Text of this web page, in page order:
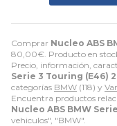
Comprar Nucleo ABS
80,00€ . Producto en
Precio, información,
Serie 3 Touring (E46)
categorías BMW (118) y
Encuentra productos
Nucleo ABS BMW
vehiculos", "BMW".